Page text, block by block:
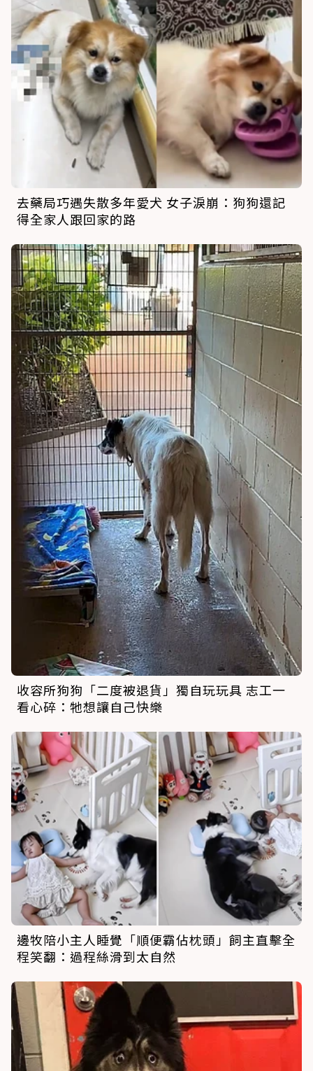
去藥局巧遇失散多年愛犬 女子淚崩：狗狗還記
得全家人跟回家的路
收容所狗狗「二度被退貨」獨自玩玩具 志工一
看心碎：牠想讓自己快樂
邊牧陪小主人睡覺「順便霸佔枕頭」飼主直擊全
程笑翻：過程絲滑到太自然